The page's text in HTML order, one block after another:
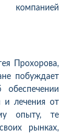
компанией
Прохорова,
побуждает
и лечения от
опыту, те
рынках,